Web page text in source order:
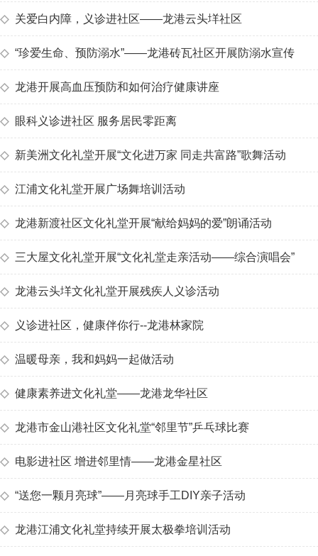
◇ 关爱白内障，义诊进社区——龙港云头垟社区
◇ “珍爱生命、预防溺水”——龙港砖瓦社区开展防溺水宣传
◇ 龙港开展高血压预防和如何治疗健康讲座
◇ 眼科义诊进社区 服务居民零距离
◇ 新美洲文化礼堂开展“文化进万家 同走共富路”歌舞活动
◇ 江浦文化礼堂开展广场舞培训活动
◇ 龙港新渡社区文化礼堂开展“献给妈妈的爱”朗诵活动
◇ 三大屋文化礼堂开展“文化礼堂走亲活动——综合演唱会”
◇ 龙港云头垟文化礼堂开展残疾人义诊活动
◇ 义诊进社区，健康伴你行--龙港林家院
◇ 温暖母亲，我和妈妈一起做活动
◇ 健康素养进文化礼堂——龙港龙华社区
◇ 龙港市金山港社区文化礼堂“邻里节”乒乓球比赛
◇ 电影进社区 增进邻里情——龙港金星社区
◇ “送您一颗月亮球”——月亮球手工DIY亲子活动
◇ 龙港江浦文化礼堂持续开展太极拳培训活动